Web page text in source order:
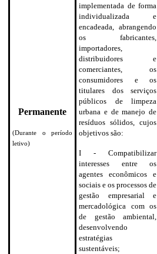
Permanente
(Durante o período
letivo)
implementada de forma
individualizada e
encadeada, abrangendo
os fabricantes,
importadores,
distribuidores e
comerciantes, os
consumidores e os
titulares dos serviços
públicos de limpeza
urbana e de manejo de
resíduos sólidos, cujos
objetivos são:
I - Compatibilizar
interesses entre os
agentes econômicos e
sociais e os processos de
gestão empresarial e
mercadológica com os
de gestão ambiental,
desenvolvendo
estratégias
sustentáveis;